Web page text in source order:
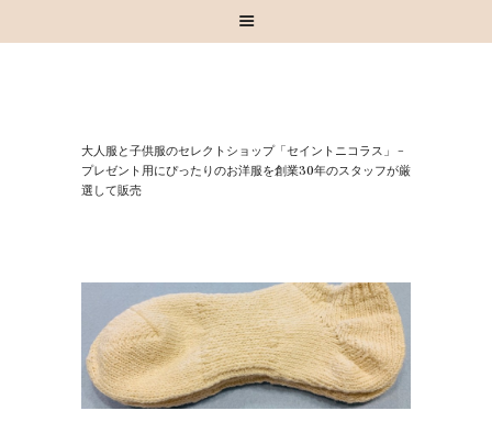
⼤⼈服と⼦供服のセレクトショップ「セイントニコラス」 –
プレゼント⽤にぴったりのお洋服を創業30年のスタッフが厳
選して販売
お知らせ
お買い物
取扱いブランド
お問い合わせ